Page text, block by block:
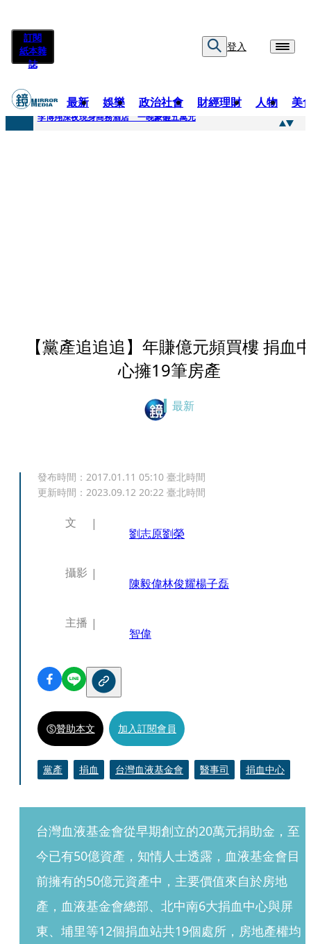
訂閱
紙本雜
誌
登入
最新 娛樂 政治社會 財經理財 人物 美
快訊
李博翔深夜現身商務酒店 一晚豪砸五萬元
【黨產追追追】年賺億元頻買樓 捐血
心擁19筆房產
最新
發布時間： 2017.01.11 05:10 臺北時間
更新時間： 2023.09.12 20:22 臺北時間
文
劉志原劉榮
攝影
陳毅偉林俊耀楊子磊
主播
智偉
贊助本文 加入訂閱會員
黨產 捐血 台灣血液基金會 醫事司 捐血中心
台灣血液基金會從早期創立的20萬元捐助金，至
今已有50億資產，知情人士透露，血液基金會目
前擁有的50億元資產中，主要價值來自於房地
產，血液基金會總部、北中南6大捐血中心與屏
東、埔里等12個捐血站共19個處所，房地產權均